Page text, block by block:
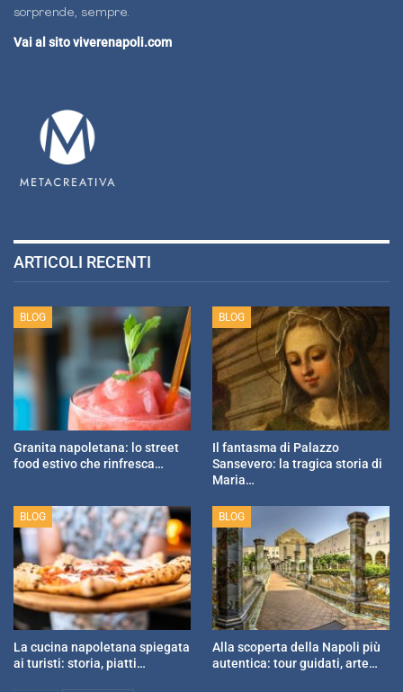
sorprende, sempre.
Vai al sito viverenapoli.com
ARTICOLI RECENTI
BLOG
Granita napoletana: lo street
food estivo che rinfresca…
BLOG
Il fantasma di Palazzo
Sansevero: la tragica storia di
Maria…
BLOG
La cucina napoletana spiegata
ai turisti: storia, piatti…
BLOG
Alla scoperta della Napoli più
autentica: tour guidati, arte…